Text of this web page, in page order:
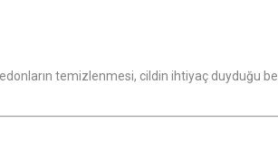
temizlenmesi, cildin ihtiyaç duyduğu